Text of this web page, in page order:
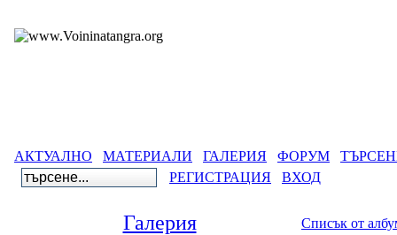
АКТУАЛНО МАТЕРИАЛИ ГАЛЕРИЯ ФОРУМ
РЕГИСТРАЦИЯ
ВХОД
Галерия Списък от